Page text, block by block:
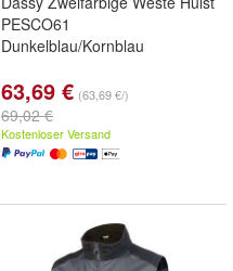
PESCO61
Dunkelblau/Kornblau
63,69 € (63,69 €/)
69,02 €
Kostenloser Versand